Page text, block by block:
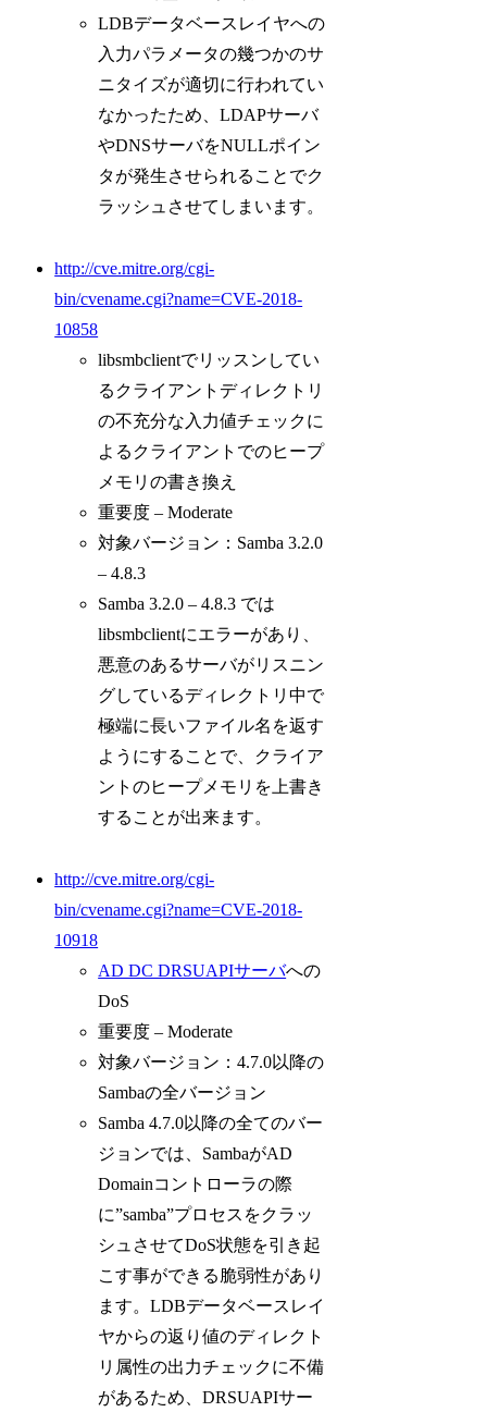
LDBデータベースレイヤへの
入力パラメータの幾つかのサ
ニタイズが適切に行われてい
なかったため、LDAPサーバ
やDNSサーバをNULLポイン
タが発生させられることでク
ラッシュさせてしまいます。
http://cve.mitre.org/cgi-
bin/cvename.cgi?name=CVE-2018-
10858
libsmbclientでリッスンしてい
るクライアントディレクトリ
の不充分な入力値チェックに
よるクライアントでのヒープ
メモリの書き換え
重要度 – Moderate
対象バージョン：Samba 3.2.0
– 4.8.3
Samba 3.2.0 – 4.8.3 では
libsmbclientにエラーがあり、
悪意のあるサーバがリスニン
グしているディレクトリ中で
極端に長いファイル名を返す
ようにすることで、クライア
ントのヒープメモリを上書き
することが出来ます。
http://cve.mitre.org/cgi-
bin/cvename.cgi?name=CVE-2018-
10918
AD DC DRSUAPIサーバへの
DoS
重要度 – Moderate
対象バージョン：4.7.0以降の
Sambaの全バージョン
Samba 4.7.0以降の全てのバー
ジョンでは、SambaがAD
Domainコントローラの際
に”samba”プロセスをクラッ
シュさせてDoS状態を引き起
こす事ができる脆弱性があり
ます。LDBデータベースレイ
ヤからの返り値のディレクト
リ属性の出力チェックに不備
があるため、DRSUAPIサー